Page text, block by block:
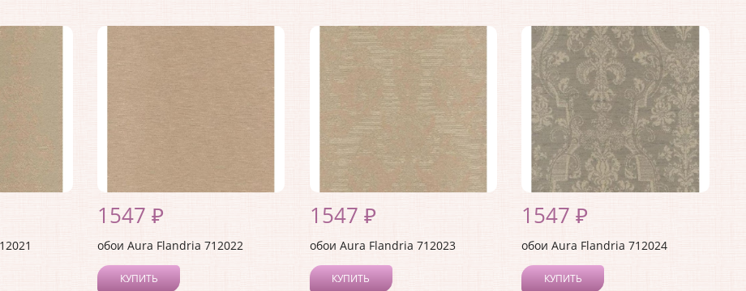
1547 ₽
обои Aura Flandria 712022
КУПИТЬ
1547 ₽
обои Aura Flandria 712023
КУПИТЬ
1547 ₽
обои Aura Flandria 712024
КУПИТЬ